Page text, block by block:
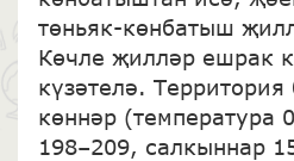
төньяк-көнбатыш
Көчле җилләр ешрак
күзәтелә.
көннәр (температура
198–209, салкыннар